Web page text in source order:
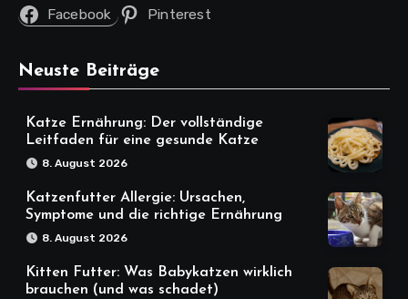
Facebook Pinterest
Neuste Beiträge
Katze Ernährung: Der vollständige
Leitfaden für eine gesunde Katze
8. August 2026
Katzenfutter Allergie: Ursachen,
Symptome und die richtige Ernährung
8. August 2026
Kitten Futter: Was Babykatzen wirklich
brauchen (und was schadet)